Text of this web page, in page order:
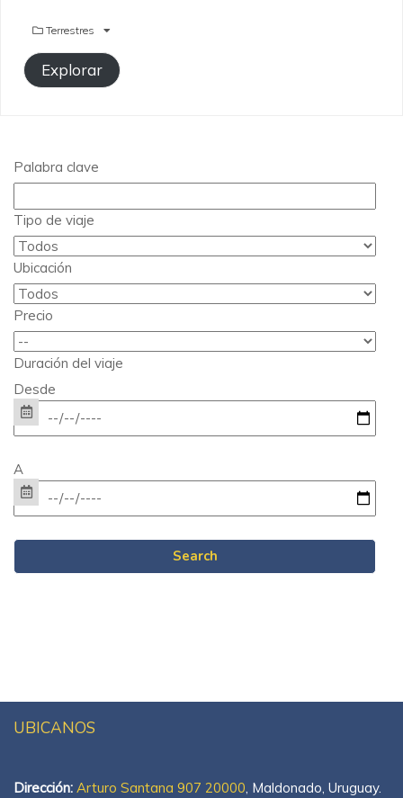
Terrestres
Explorar
Palabra clave
Tipo de viaje
Ubicación
Precio
Duración del viaje
Desde
A
UBICANOS
Dirección: Arturo Santana 907 20000, Maldonado, Uruguay.